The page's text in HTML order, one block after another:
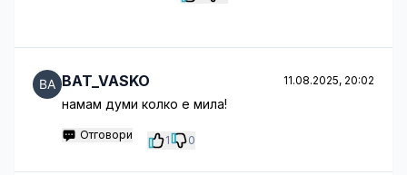
BAT_VASKO 11.08.2025, 20:02
намам думи колко е мила!
Отговори 1 0